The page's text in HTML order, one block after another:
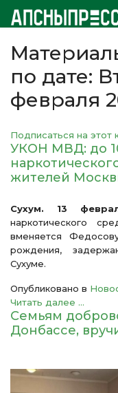
по дате:
февраля
Подписаться на этот
УКОН МВД: до
жителей
Сухум. 13
наркотического
вменяется
рождения,
Сухуме.
Опубликовано в
Читать далее ...
Семьям
Донбассе,